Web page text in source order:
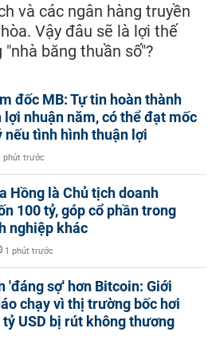
và các ngân hàng truyền
Vậy đâu sẽ là lợi thế
băng thuần số"?
đốc MB: Tự tin hoàn thành
lợi nhuận năm, có thể đạt mốc
nếu tình hình thuận lợi
phút trước
Hồng là Chủ tịch doanh
100 tỷ, góp cổ phần trong
nghiệp khác
1 phút trước
'đáng sợ' hơn Bitcoin: Giới
chạy vì thị trường bốc hơi
tỷ USD bị rút không thương